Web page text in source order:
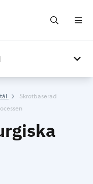
Skrotbaserad